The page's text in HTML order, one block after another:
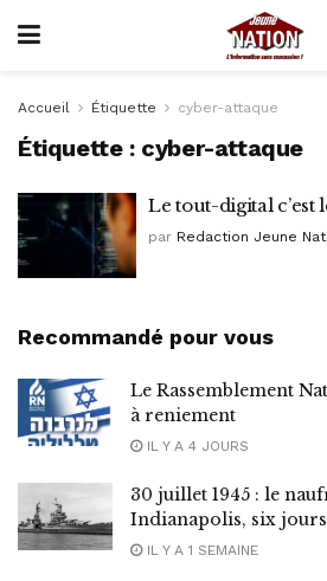
Accueil Étiquette cyber-attaque
Étiquette : cyber-attaque
Le tout-digital c’est
par Redaction Jeune
Recommandé pour vous
Le Rassemblement
à reniement
IL Y A 4 JOURS
30 juillet 1945 : le
Indianapolis, six
IL Y A 1 SEMAINE